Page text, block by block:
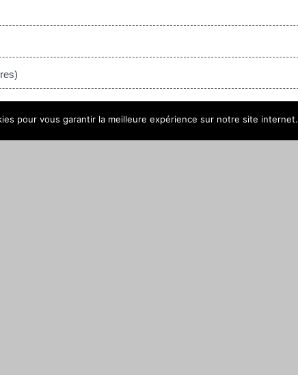
pour vous garantir la meilleure expérience sur notre site internet.